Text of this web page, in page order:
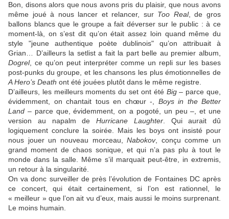
Bon, disons alors que nous avons pris du plaisir, que nous avons
même joué à nous lancer et relancer, sur Too Real, de gros
ballons blancs que le groupe a fait déverser sur le public : à ce
moment-là, on s’est dit qu’on était assez loin quand même du
style "jeune authentique poète dublinois" qu’on attribuait à
Grian… D’ailleurs la setlist a fait la part belle au premier album,
Dogrel, ce qu’on peut interpréter comme un repli sur les bases
post-punks du groupe, et les chansons les plus émotionnelles de
A Hero’s Death ont été jouées plutôt dans le même registre.
D’ailleurs, les meilleurs moments du set ont été Big– parce que,
évidemment, on chantait tous en chœur -, Boys in the Better
Land – parce que, évidemment, on a pogoté, un peu –, et une
version au napalm de Hurricane Laughter. Qui aurait dû
logiquement conclure la soirée. Mais les boys ont insisté pour
nous jouer un nouveau morceau,Nabokov, conçu comme un
grand moment de chaos sonique, et qui n’a pas plu à tout le
monde dans la salle. Même s’il marquait peut-être, in extremis,
un retour à la singularité.
On va donc surveiller de près l’évolution de Fontaines DC après
ce concert, qui était certainement, si l’on est rationnel, le
« meilleur » que l’on ait vu d’eux, mais aussi le moins surprenant.
Le moins humain.